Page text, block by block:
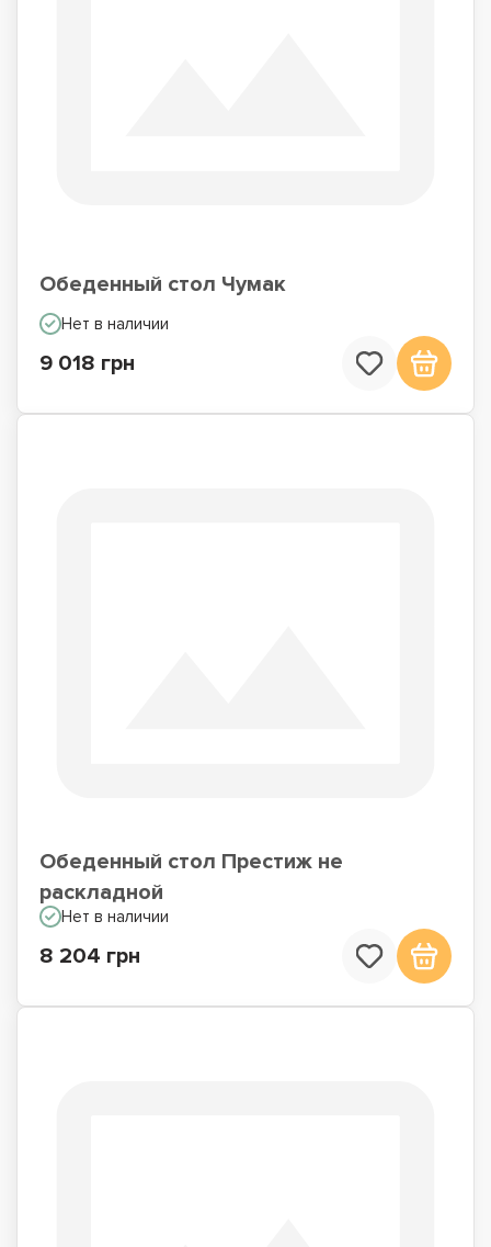
Обеденный стол Чумак
Нет в наличии
9 018 грн
Обеденный стол Престиж не
раскладной
Нет в наличии
8 204 грн